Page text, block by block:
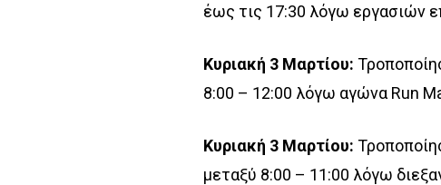
έως τις 17:30 λόγω εργασιών
Κυριακή 3 Μαρτίου:
8:00 – 12:00 λόγω αγώνα Run
Κυριακή 3 Μαρτίου:
μεταξύ 8:00 – 11:00 λόγω